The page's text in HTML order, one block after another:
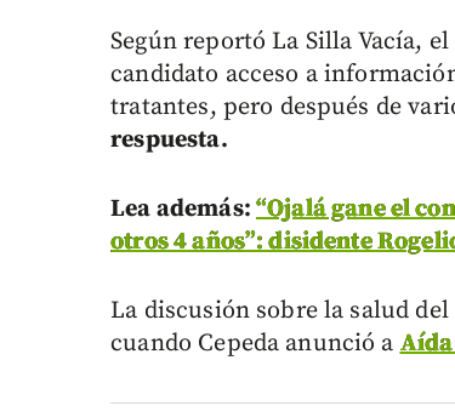
Según reportó La Silla Vacía,
candidato acceso a
tratantes, pero después de
respuesta.
Lea además: “Ojalá gane el
otros 4 años”: disidente
La discusión sobre la salud
cuando Cepeda anunció a